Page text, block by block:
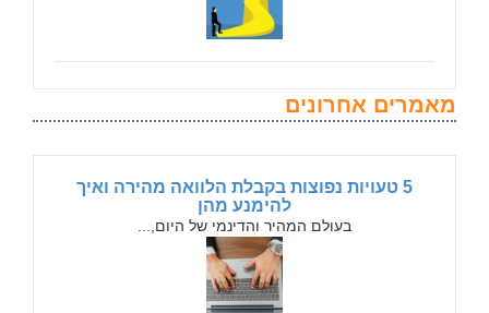
מאמרים אחרונים
5 טעויות נפוצות בקבלת הלוואה מהירה ואיך
להימנע מהן
בעולם המהיר והדינמי של היום,...